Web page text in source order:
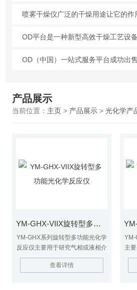
喷雾干燥仪广泛的干燥用途让它的作
OD平台是一种新型高效干燥工艺设备
OD（中国）一站式服务平台成功出
产品展示
当前位置： 主页> 产品展示> 光化学产
YM-GHX-VIIX旋转型多功能光化学反应仪
YM-GHX系列旋转型多功能光化学
反应仪主要用于研究气相或液相介
质、固定或流动体系、紫外光或模
拟可见光照、$n以及反应容器是
查看详情
YM-
主
定